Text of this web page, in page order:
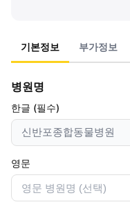
기본정보 부가정보
병원명
한글 (필수)
영문